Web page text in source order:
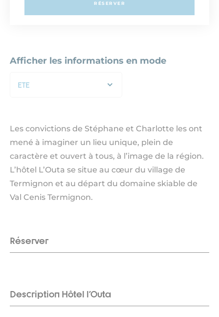
Afficher les informations en mode
ETE
Les convictions de Stéphane et Charlotte les ont
mené à imaginer un lieu unique, plein de
caractère et ouvert à tous, à l’image de la région.
L’hôtel L’Outa se situe au cœur du village de
Termignon et au départ du domaine skiable de
Val Cenis Termignon.
Réserver
Description Hôtel l'Outa
RÉSERVER